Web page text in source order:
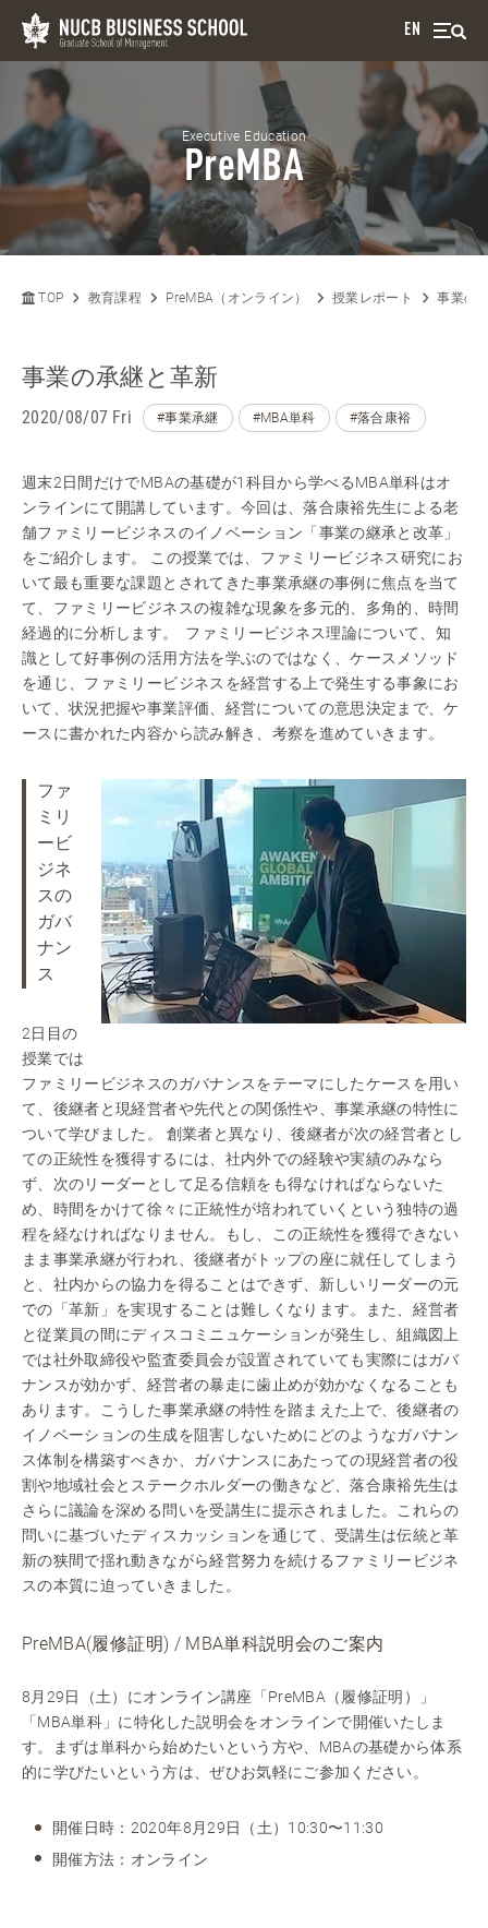
EN
Executive Education
PreMBA
TOP 教育課程 PreMBA（オンライン） 授業レポート 事業の
事業の承継と革新
2020/08/07 Fri #事業承継 #MBA単科 #落合康裕
週末2日間だけでMBAの基礎が1科目から学べるMBA単科はオ
ンラインにて開講しています。今回は、落合康裕先生による老
舗ファミリービジネスのイノベーション「事業の継承と改革」
をご紹介します。 この授業では、ファミリービジネス研究にお
いて最も重要な課題とされてきた事業承継の事例に焦点を当て
て、ファミリービジネスの複雑な現象を多元的、多角的、時間
経過的に分析します。 ファミリービジネス理論について、知
識として好事例の活用方法を学ぶのではなく、ケースメソッド
を通じ、ファミリービジネスを経営する上で発生する事象にお
いて、状況把握や事業評価、経営についての意思決定まで、ケ
ースに書かれた内容から読み解き、考察を進めていきます。
ファ
ミリ
ービ
ジネ
スの
ガバ
ナン
ス
2日目の
授業では
ファミリービジネスのガバナンスをテーマにしたケースを用い
て、後継者と現経営者や先代との関係性や、事業承継の特性に
ついて学びました。 創業者と異なり、後継者が次の経営者とし
ての正統性を獲得するには、社内外での経験や実績のみなら
ず、次のリーダーとして足る信頼をも得なければならないた
め、時間をかけて徐々に正統性が培われていくという独特の過
程を経なければなりません。もし、この正統性を獲得できない
まま事業承継が行われ、後継者がトップの座に就任してしまう
と、社内からの協力を得ることはできず、新しいリーダーの元
での「革新」を実現することは難しくなります。また、経営者
と従業員の間にディスコミニュケーションが発生し、組織図上
では社外取締役や監査委員会が設置されていても実際にはガバ
ナンスが効かず、経営者の暴走に歯止めが効かなくなることも
あります。こうした事業承継の特性を踏まえた上で、後継者の
イノベーションの生成を阻害しないためにどのようなガバナン
ス体制を構築すべきか、ガバナンスにあたっての現経営者の役
割や地域社会とステークホルダーの働きなど、落合康裕先生は
さらに議論を深める問いを受講生に提示されました。これらの
問いに基づいたディスカッションを通じて、受講生は伝統と革
新の狭間で揺れ動きながら経営努力を続けるファミリービジネ
スの本質に迫っていきました。
PreMBA(履修証明) / MBA単科説明会のご案内
8月29日（土）にオンライン講座「PreMBA（履修証明）」
「MBA単科」に特化した説明会をオンラインで開催いたしま
す。まずは単科から始めたいという方や、MBAの基礎から体系
的に学びたいという方は、ぜひお気軽にご参加ください。
開催日時：2020年8月29日（土）10:30〜11:30
開催方法：オンライン